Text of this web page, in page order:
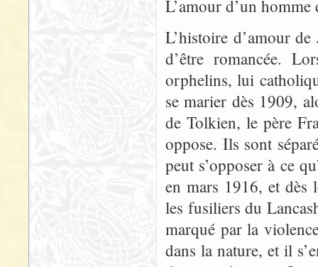
L’amour d’un homme
L’histoire d’amour
d’être romancée.
orphelins, lui
se marier dès 1909,
de Tolkien, le père
oppose. Ils sont
peut s’opposer à ce
en mars 1916, et
les fusiliers du
marqué par la
dans la nature, et il